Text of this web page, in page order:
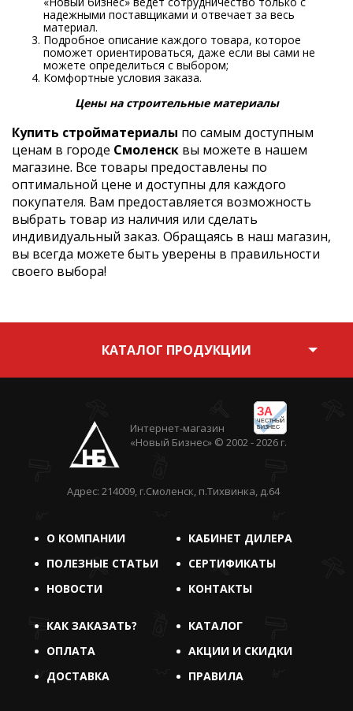
надежными поставщиками и отвечает за весь
материал.
Подробное описание каждого товара, которое
поможет ориентироваться, даже если вы сами не
можете определиться с выбором;
Комфортные условия заказа.
Цены на строительные материалы
Купить стройматериалы по самым доступным
ценам в городе Смоленск вы можете в нашем
магазине. Все товары предоставлены по
оптимальной цене и доступны для каждого
покупателя. Вам предоставляется возможность
выбрать товар из наличия или сделать
индивидуальный заказ. Обращаясь в наш магазин,
вы всегда можете быть уверены в правильности
своего выбора!
КАТАЛОГ ПРОДУКЦИИ
ЗА
ЧЕСТНЫЙ
БИЗНЕС
Интернет-магазин
«Новый Бизнес» © 2002 - 2026 г.
Адрес: 214009, г.Смоленск, п.Тихвинка, д.64
О КОМПАНИИ
КАБИНЕТ ДИЛЕРА
ПОЛЕЗНЫЕ СТАТЬИ
СЕРТИФИКАТЫ
НОВОСТИ
КОНТАКТЫ
КАК ЗАКАЗАТЬ?
КАТАЛОГ
ОПЛАТА
АКЦИИ И СКИДКИ
ДОСТАВКА
ПРАВИЛА